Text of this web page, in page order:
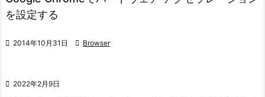
を設定する
 2014年10月31日  Browser
 2022年2月9日